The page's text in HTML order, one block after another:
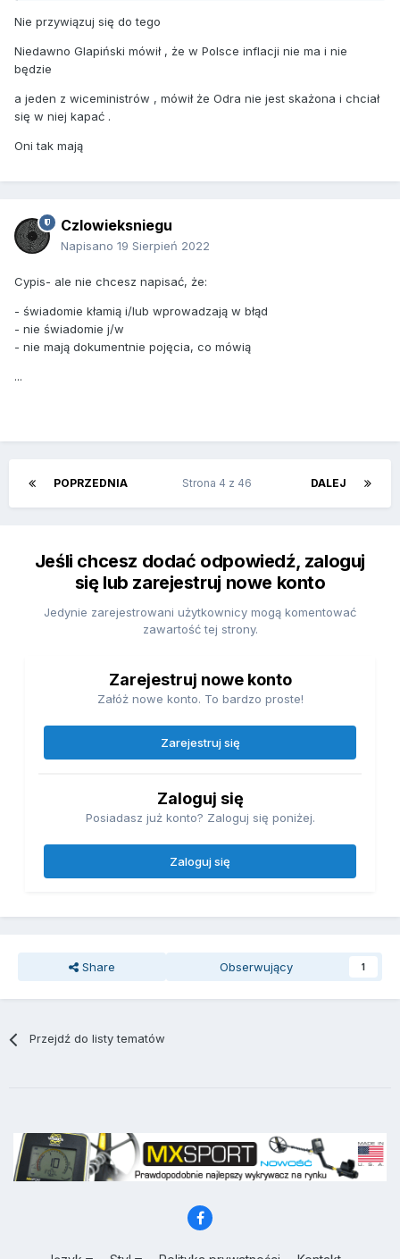
Nie przywiązuj się do tego
Niedawno Glapiński mówił , że w Polsce inflacji nie ma i nie
będzie
a jeden z wiceministrów , mówił że Odra nie jest skażona i chciał
się w niej kapać .
Oni tak mają
Czlowieksniegu
Napisano 19 Sierpień 2022
Cypis- ale nie chcesz napisać, że:
- świadomie kłamią i/lub wprowadzają w błąd
- nie świadomie j/w
- nie mają dokumentnie pojęcia, co mówią
...
POPRZEDNIA DALEJ
Strona 4 z 46
Jeśli chcesz dodać odpowiedź, zaloguj
się lub zarejestruj nowe konto
Jedynie zarejestrowani użytkownicy mogą komentować
zawartość tej strony.
Zarejestruj nowe konto
Załóż nowe konto. To bardzo proste!
Zarejestruj się
Zaloguj się
Posiadasz już konto? Zaloguj się poniżej.
Zaloguj się
Share Obserwujący 1
Przejdź do listy tematów